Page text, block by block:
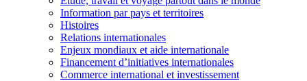
Information par pays et territoires
Histoires
Relations internationales
Enjeux mondiaux et aide internationale
Financement d’initiatives internationales
Commerce international et investissement